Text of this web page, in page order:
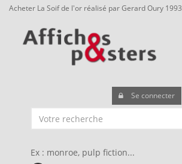
Acheter La Soif de l'or réalisé par Gerard Oury 1993
Se connecter
Ex : monroe, pulp fiction...